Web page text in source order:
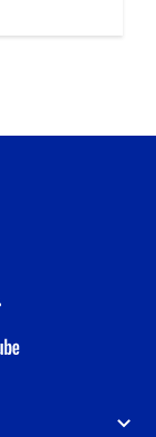
google
youtube-